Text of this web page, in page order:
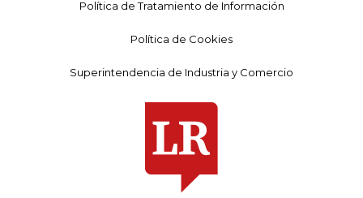
Política de Tratamiento de Información
Política de Cookies
Superintendencia de Industria y Comercio